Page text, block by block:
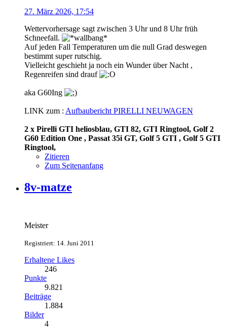
27. März 2026, 17:54
Wettervorhersage sagt zwischen 3 Uhr und 8 Uhr früh
Schneefall.
Auf jeden Fall Temperaturen um die null Grad deswegen
bestimmt super rutschig.
Vielleicht geschieht ja noch ein Wunder über Nacht ,
Regenreifen sind drauf
aka G60Ing
LINK zum : Aufbaubericht PIRELLI NEUWAGEN
2 x Pirelli GTI heliosblau, GTI 82, GTI Ringtool, Golf 2
G60 Edition One , Passat 35i GT, Golf 5 GTI , Golf 5 GTI
Ringtool,
Zitieren
Zum Seitenanfang
8v-matze
Meister
Registriert: 14. Juni 2011
Erhaltene Likes
246
Punkte
9.821
Beiträge
1.884
Bilder
4